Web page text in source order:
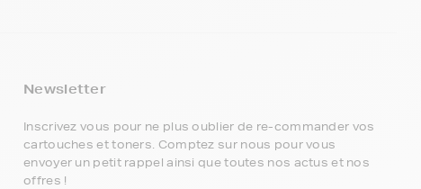
Newsletter
Inscrivez vous pour ne plus oublier de re-commander vos
cartouches et toners. Comptez sur nous pour vous
envoyer un petit rappel ainsi que toutes nos actus et nos
offres !
5€
Inscrivez-vous à notre newsletter, suivez